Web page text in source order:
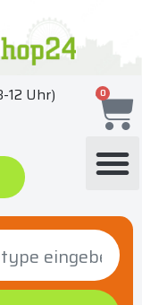
12 Uhr) 0